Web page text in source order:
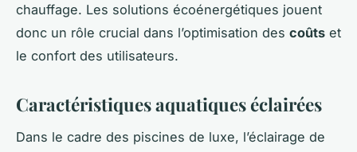
chauffage. Les solutions écoénergétiques jouent
donc un rôle crucial dans l’optimisation des coûts et
le confort des utilisateurs.
Caractéristiques aquatiques éclairées
Dans le cadre des piscines de luxe, l’éclairage de